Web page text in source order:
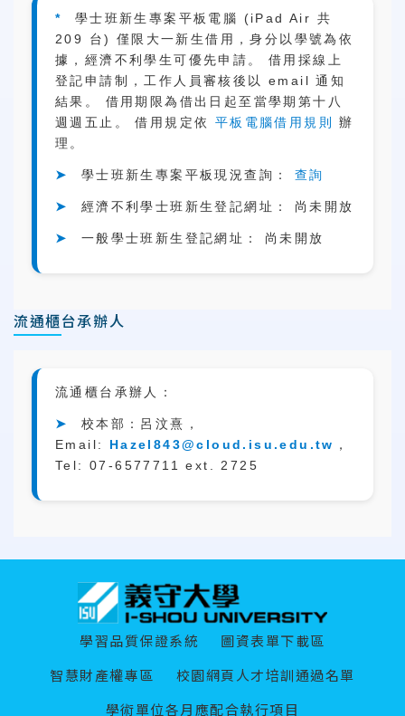
*
學士班新生專案平板電腦 (iPad Air 共
209 台) 僅限大一新生借用，身分以學號為依
據，經濟不利學生可優先申請。 借用採線上
登記申請制，工作人員審核後以 email 通知
結果。 借用期限為借出日起至當學期第十八
週週五止。 借用規定依 平板電腦借用規則辦
理。
➤ 學士班新生專案平板現況查詢： 查詢
➤ 經濟不利學士班新生登記網址： 尚未開放
➤ 一般學士班新生登記網址： 尚未開放
流通櫃台承辦人
流通櫃台承辦人：
➤
校本部：呂汶熹，
Email: Hazel843@cloud.isu.edu.tw ，
Tel: 07-6577711 ext. 2725
學習品質保證系統
圖資表單下載區
智慧財產權專區
校園網頁人才培訓通過名單
學術單位各月應配合執行項目